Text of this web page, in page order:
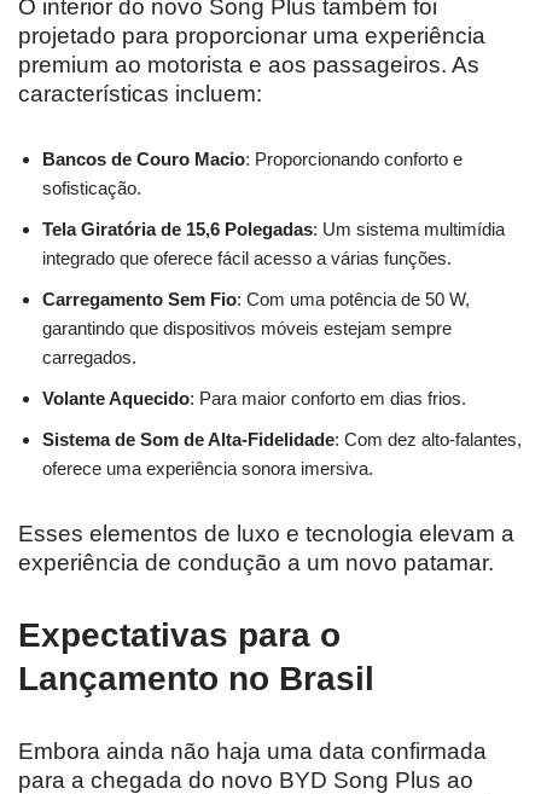
O interior do novo Song Plus também foi
projetado para proporcionar uma experiência
premium ao motorista e aos passageiros. As
características incluem:
Bancos de Couro Macio: Proporcionando conforto e
sofisticação.
Tela Giratória de 15,6 Polegadas: Um sistema multimídia
integrado que oferece fácil acesso a várias funções.
Carregamento Sem Fio: Com uma potência de 50 W,
garantindo que dispositivos móveis estejam sempre
carregados.
Volante Aquecido: Para maior conforto em dias frios.
Sistema de Som de Alta-Fidelidade: Com dez alto-falantes,
oferece uma experiência sonora imersiva.
Esses elementos de luxo e tecnologia elevam a
experiência de condução a um novo patamar.
Expectativas para o
Lançamento no Brasil
Embora ainda não haja uma data confirmada
para a chegada do novo BYD Song Plus ao